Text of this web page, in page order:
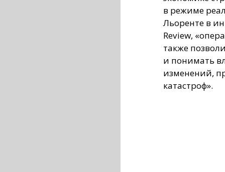
в режиме
Льоренте в
Review,
также
и понимать
изменений,
катастроф».